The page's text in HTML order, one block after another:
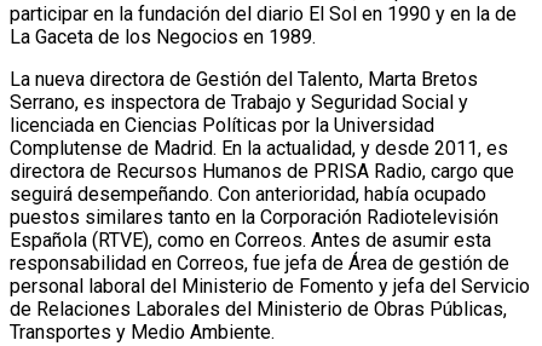
participar en la fundación del diario El Sol en 1990 y en la de
La Gaceta de los Negocios en 1989.
La nueva directora de Gestión del Talento, Marta Bretos
Serrano, es inspectora de Trabajo y Seguridad Social y
licenciada en Ciencias Políticas por la Universidad
Complutense de Madrid. En la actualidad, y desde 2011, es
directora de Recursos Humanos de PRISA Radio, cargo que
seguirá desempeñando. Con anterioridad, había ocupado
puestos similares tanto en la Corporación Radiotelevisión
Española (RTVE), como en Correos. Antes de asumir esta
responsabilidad en Correos, fue jefa de Área de gestión de
personal laboral del Ministerio de Fomento y jefa del Servicio
de Relaciones Laborales del Ministerio de Obras Públicas,
Transportes y Medio Ambiente.